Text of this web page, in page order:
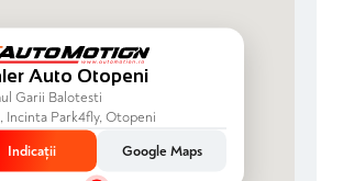
Auto Otopeni
Garii Balotesti
Incinta Park4fly, Otopeni
Indicații
Google Maps